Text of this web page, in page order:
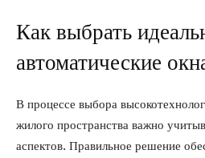
Как выбрать
автоматические
В процессе выбора
жилого пространства важно
аспектов. Правильное решение